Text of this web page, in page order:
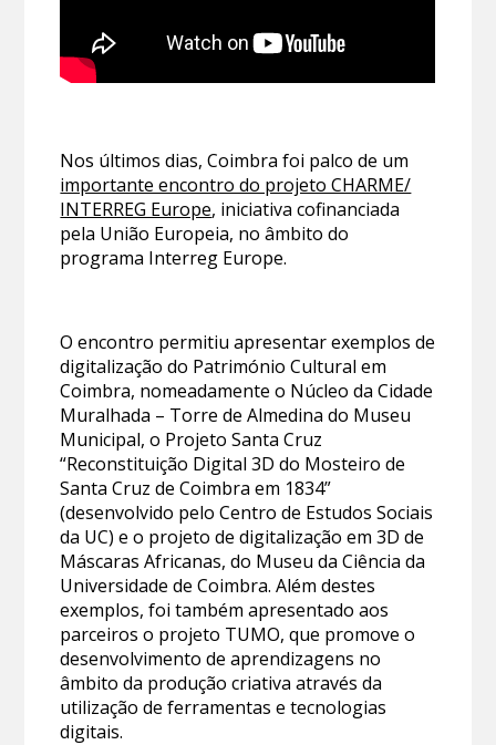
Nos últimos dias, Coimbra foi palco de um
importante encontro do projeto CHARME/
INTERREG Europe, iniciativa cofinanciada
pela União Europeia, no âmbito do
programa Interreg Europe.
O encontro permitiu apresentar exemplos de
digitalização do Património Cultural em
Coimbra, nomeadamente o Núcleo da Cidade
Muralhada – Torre de Almedina do Museu
Municipal, o Projeto Santa Cruz
“Reconstituição Digital 3D do Mosteiro de
Santa Cruz de Coimbra em 1834”
(desenvolvido pelo Centro de Estudos Sociais
da UC) e o projeto de digitalização em 3D de
Máscaras Africanas, do Museu da Ciência da
Universidade de Coimbra. Além destes
exemplos, foi também apresentado aos
parceiros o projeto TUMO, que promove o
desenvolvimento de aprendizagens no
âmbito da produção criativa através da
utilização de ferramentas e tecnologias
digitais.